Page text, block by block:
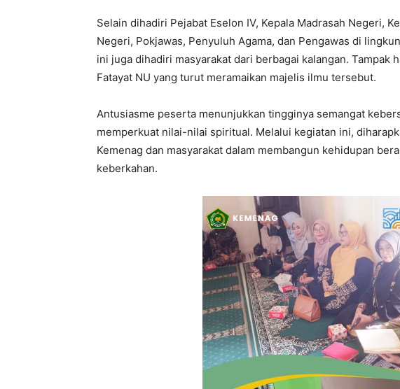
Selain dihadiri Pejabat Eselon IV, Kepala Madrasah Negeri,
Negeri, Pokjawas, Penyuluh Agama, dan Pengawas di
ini juga dihadiri masyarakat dari berbagai kalangan. Tampak
Fatayat NU yang turut meramaikan majelis ilmu tersebut.
Antusiasme peserta menunjukkan tingginya semangat
memperkuat nilai-nilai spiritual. Melalui kegiatan ini,
Kemenag dan masyarakat dalam membangun kehidupan
keberkahan.